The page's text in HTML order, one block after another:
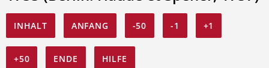
INHALT ANFANG -50 -1 +1
+50 ENDE HILFE